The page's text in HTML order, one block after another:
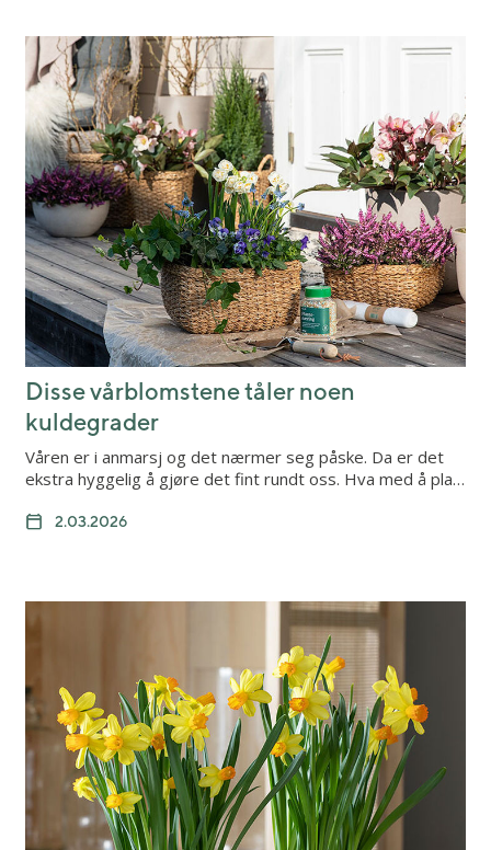
Disse vårblomstene tåler noen
kuldegrader
Våren er i anmarsj og det nærmer seg påske. Da er det
ekstra hyggelig å gjøre det fint rundt oss. Hva med å pla…
2.03.2026